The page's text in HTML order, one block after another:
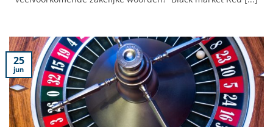
25
jun